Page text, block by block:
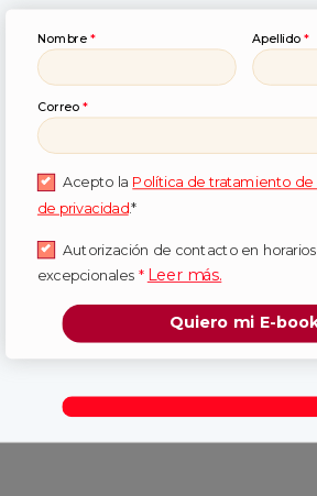
sueldo de un contador
Nombre * Apellido *
Correo *
Acepto la Política de tratamiento de
de privacidad.*
Autorización de contacto en
excepcionales * Leer más.
Quiero mi E-